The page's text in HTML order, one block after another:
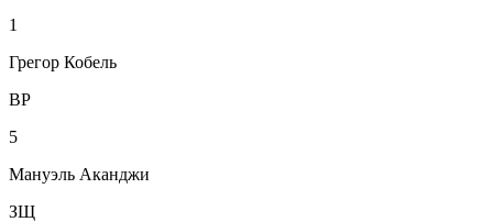
1
Грегор Кобель
ВР
5
Мануэль Аканджи
ЗЩ